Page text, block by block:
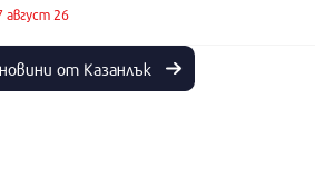
август 26
от Казанлък